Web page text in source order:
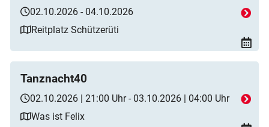
02.10.2026 - 04.10.2026
Reitplatz Schützerüti
Tanznacht40
02.10.2026 | 21:00 Uhr - 03.10.2026 | 04:00 Uhr
Was ist Felix